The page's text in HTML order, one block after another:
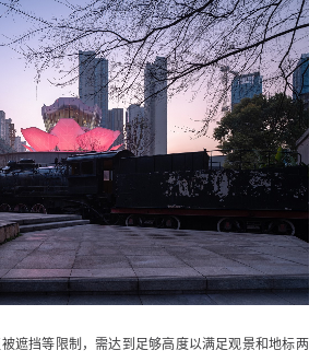
遮挡等限制，需达到足够高度以满足观景和地标两